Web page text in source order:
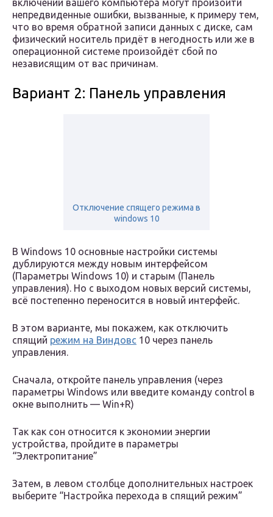
включении вашего компьютера могут произойти
непредвиденные ошибки, вызванные, к примеру тем,
что во время обратной записи данных с диске, сам
физический носитель придёт в негодность или же в
операционной системе произойдёт сбой по
независящим от вас причинам.
Вариант 2: Панель управления
Отключение спящего режима в
windows 10
В Windows 10 основные настройки системы
дублируются между новым интерфейсом
(Параметры Windows 10) и старым (Панель
управления). Но с выходом новых версий системы,
всё постепенно переносится в новый интерфейс.
В этом варианте, мы покажем, как отключить
спящий режим на Виндовс 10 через панель
управления.
Сначала, откройте панель управления (через
параметры Windows или введите команду control в
окне выполнить — Win+R)
Так как сон относится к экономии энергии
устройства, пройдите в параметры
“Электропитание”
Затем, в левом столбце дополнительных настроек
выберите “Настройка перехода в спящий режим”